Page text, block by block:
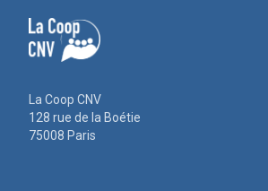
La Coop CNV
128 rue de la Boétie
75008 Paris